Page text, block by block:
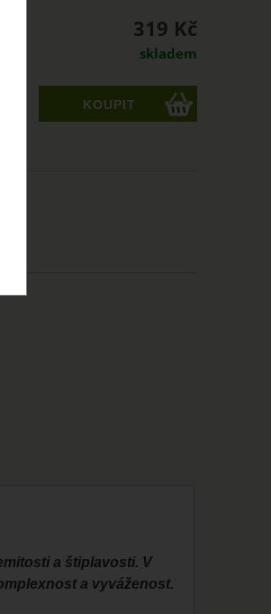
319 Kč
skladem
a štiplavosti. V
a vyváženost.